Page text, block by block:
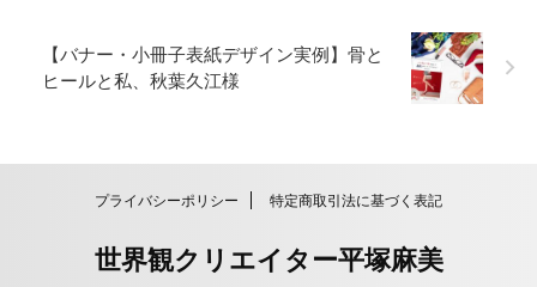
【バナー・小冊子表紙デザイン実例】骨と
ヒールと私、秋葉久江様
プライバシーポリシー 特定商取引法に基づく表記
世界観クリエイター平塚麻美